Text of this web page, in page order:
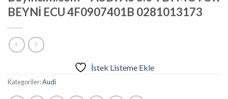
BEYNİ ECU 4F0907401B 0281013173
İstek Listeme Ekle
Kategoriler:Audi